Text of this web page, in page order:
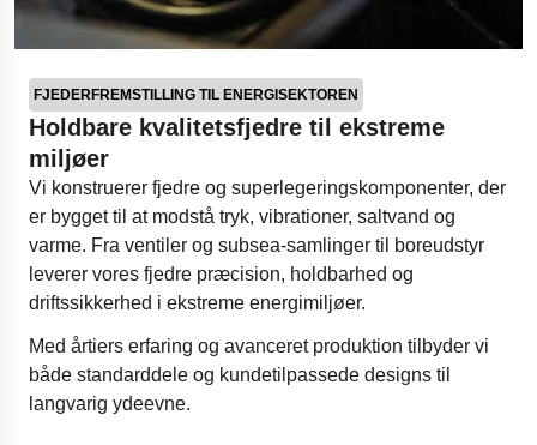
FJEDERFREMSTILLING TIL ENERGISEKTOREN
Holdbare kvalitetsfjedre til ekstreme
miljøer
Vi konstruerer fjedre og superlegeringskomponenter, der
er bygget til at modstå tryk, vibrationer, saltvand og
varme. Fra ventiler og subsea-samlinger til boreudstyr
leverer vores fjedre præcision, holdbarhed og
driftssikkerhed i ekstreme energimiljøer.
Med årtiers erfaring og avanceret produktion tilbyder vi
både standarddele og kundetilpassede designs til
langvarig ydeevne.